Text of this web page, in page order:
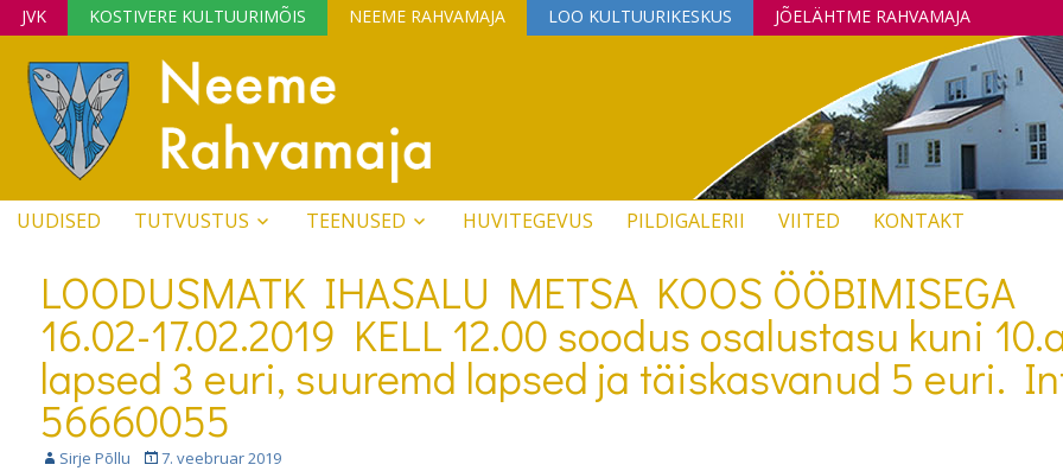
JVK KOSTIVERE KULTUURIMÕIS NEEME RAHVAMAJA LOO KULTUURIKESKUS JÕELÄHTME RAHVAMAJA
UUDISED TUTVUSTUS TEENUSED HUVITEGEVUS PILDIGALERII VIITED KONTAKT
LOODUSMATK IHASALU METSA KOOS ÖÖBIMISEGA
16.02-17.02.2019 KELL 12.00 soodus osalustasu kuni
lapsed 3 euri, suuremd lapsed ja täiskasvanud 5 euri.
56660055
Sirje Põllu 7. veebruar 2019